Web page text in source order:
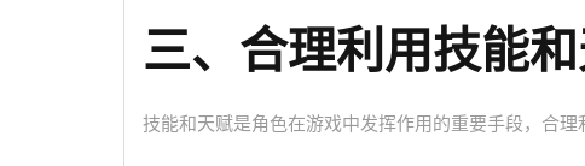
三、合理利用技能
技能和天赋是角色在游戏中发挥作用的重要手段，合理